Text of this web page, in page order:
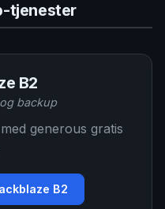
tjenester
B2
backup
generous gratis
B2